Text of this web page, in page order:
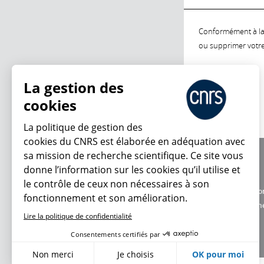
Conformément à
ou supprimer
Charte
Données
La gestion des
cookies
La politique de gestion des
cookies du CNRS est élaborée en adéquation avec
sa mission de recherche scientifique. Ce site vous
donne l’information sur les cookies qu’il utilise et
le contrôle de ceux non nécessaires à son
fonctionnement et son amélioration.
Lire la politique de confidentialité
Consentements certifiés par
Non merci Je choisis OK pour moi